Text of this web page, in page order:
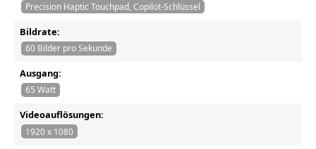
Precision Haptic Touchpad, Copilot-Schlüssel
Bildrate:
60 Bilder pro Sekunde
Ausgang:
65 Watt
Videoauflösungen:
1920 x 1080